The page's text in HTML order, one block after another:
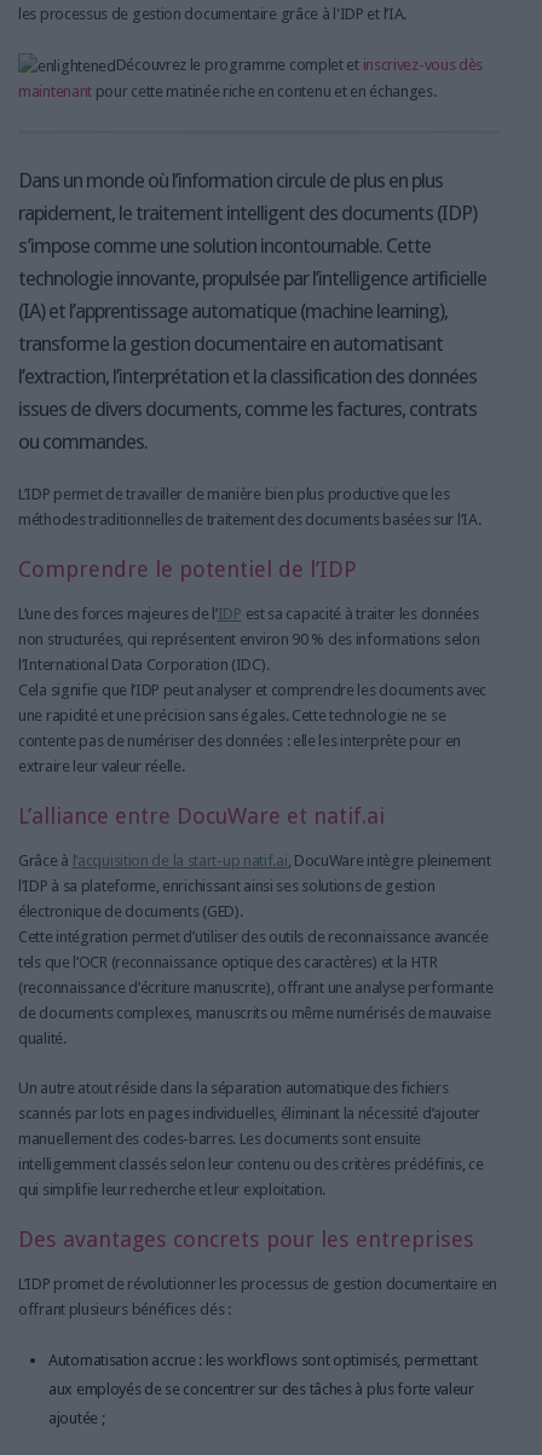
les processus de gestion documentaire grâce à l'IDP et l’IA.
Découvrez le programme complet et inscrivez-vous dès
maintenant pour cette matinée riche en contenu et en échanges.
Dans un monde où l’information circule de plus en plus
rapidement, le traitement intelligent des documents (IDP)
s’impose comme une solution incontournable. Cette
technologie innovante, propulsée par l’intelligence artificielle
(IA) et l’apprentissage automatique (machine learning),
transforme la gestion documentaire en automatisant
l’extraction, l’interprétation et la classification des données
issues de divers documents, comme les factures, contrats
ou commandes.
L’IDP permet de travailler de manière bien plus productive que les
méthodes traditionnelles de traitement des documents basées sur l’IA.
Comprendre le potentiel de l’IDP
L’une des forces majeures de l’IDP est sa capacité à traiter les données
non structurées, qui représentent environ 90 % des informations selon
l’International Data Corporation (IDC).
Cela signifie que l’IDP peut analyser et comprendre les documents avec
une rapidité et une précision sans égales. Cette technologie ne se
contente pas de numériser des données : elle les interprète pour en
extraire leur valeur réelle.
L’alliance entre DocuWare et natif.ai
Grâce à l’acquisition de la start-up natif.ai, DocuWare intègre pleinement
l’IDP à sa plateforme, enrichissant ainsi ses solutions de gestion
électronique de documents (GED).
Cette intégration permet d’utiliser des outils de reconnaissance avancée
tels que l’OCR (reconnaissance optique des caractères) et la HTR
(reconnaissance d’écriture manuscrite), offrant une analyse performante
de documents complexes, manuscrits ou même numérisés de mauvaise
qualité.
Un autre atout réside dans la séparation automatique des fichiers
scannés par lots en pages individuelles, éliminant la nécessité d’ajouter
manuellement des codes-barres. Les documents sont ensuite
intelligemment classés selon leur contenu ou des critères prédéfinis, ce
qui simplifie leur recherche et leur exploitation.
Des avantages concrets pour les entreprises
L’IDP promet de révolutionner les processus de gestion documentaire en
offrant plusieurs bénéfices clés :
Automatisation accrue : les workflows sont optimisés, permettant
aux employés de se concentrer sur des tâches à plus forte valeur
ajoutée ;